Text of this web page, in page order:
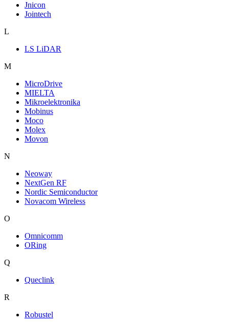
Jnicon
Jointech
L
LS LiDAR
M
MicroDrive
MIELTA
Mikroelektronika
Mobinus
Moco
Molex
Movon
N
Neoway
NextGen RF
Nordic Semiconductor
Novacom Wireless
O
Omnicomm
ORing
Q
Queclink
R
Robustel